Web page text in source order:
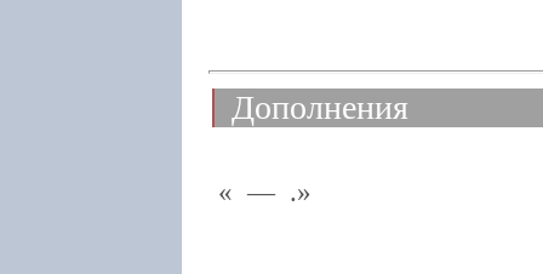
Дополнения
— .